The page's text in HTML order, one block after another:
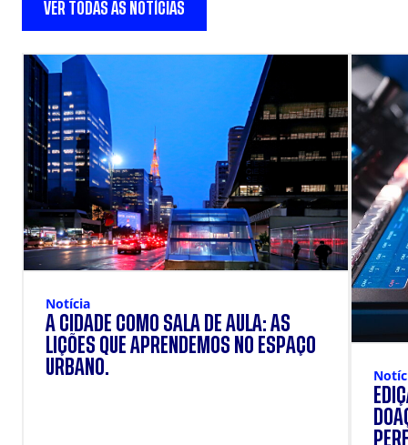
VER TODAS AS NOTÍCIAS
Notícia
A CIDADE COMO SALA DE AULA: AS
LIÇÕES QUE APRENDEMOS NO ESPAÇO
URBANO.